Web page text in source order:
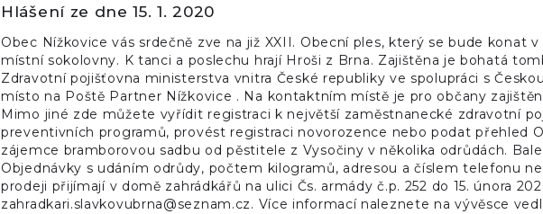
Hlášení ze dne 15. 1. 2020
Obec Nížkovice vás srdečně zve na již XXII. Obecní ples, který se bude konat
místní sokolovny. K tanci a poslechu hrají Hroši z Brna. Zajištěna je bohatá
Zdravotní pojišťovna ministerstva vnitra České republiky ve spolupráci s
místo na Poště Partner Nížkovice . Na kontaktním místě je pro občany
Mimo jiné zde můžete vyřídit registraci k největší zaměstnanecké zdravotní
preventivních programů, provést registraci novorozence nebo podat přehled
zájemce bramborovou sadbu od pěstitele z Vysočiny v několika odrůdách.
Objednávky s udáním odrůdy, počtem kilogramů, adresou a číslem telefonu
prodeji přijímají v domě zahrádkářů na ulici Čs. armády č.p. 252 do 15. února
zahradkari.slavkovubrna@seznam.cz. Více informací naleznete na vývěsce